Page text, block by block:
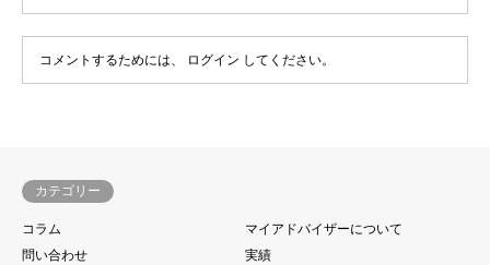
コメントするためには、 ログイン してください。
カテゴリー
コラム
マイアドバイザーについて
問い合わせ
実績